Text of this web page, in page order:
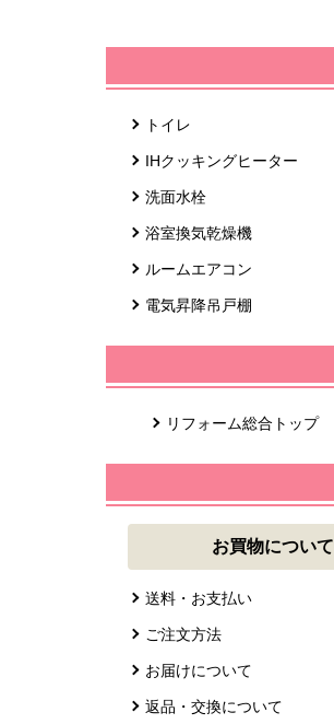
トイレ
IHクッキングヒーター
洗面水栓
浴室換気乾燥機
ルームエアコン
電気昇降吊戸棚
リフォーム総合トップ
お買物について
送料・お支払い
ご注文方法
お届けについて
返品・交換について